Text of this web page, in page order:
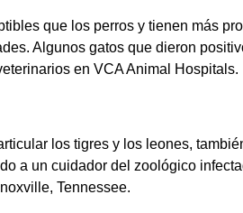
que los perros y tienen más
Algunos gatos que dieron
en VCA Animal Hospitals.
los tigres y los leones,
a un cuidador del zoológico
Tennessee.